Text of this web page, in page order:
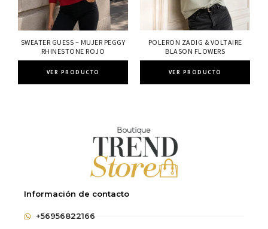
SWEATER GUESS – MUJER PEGGY
RHINESTONE ROJO
VER PRODUCTO
POLERON ZADIG & VOLTAIRE
BLASON FLOWERS
VER PRODUCTO
Información de contacto
+56956822166